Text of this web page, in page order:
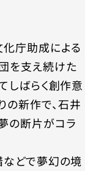
庁助成による
を支え続けた
しばらく創作意
の新作で、石井
の断片がコラ
などで夢幻の境